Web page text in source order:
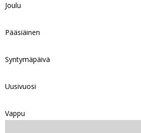
Joulu
Pääsiäinen
Syntymäpäivä
Uusivuosi
Vappu